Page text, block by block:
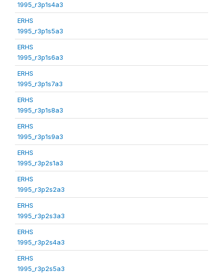
1995_r3p1s4a3
ERHS
1995_r3p1s5a3
ERHS
1995_r3p1s6a3
ERHS
1995_r3p1s7a3
ERHS
1995_r3p1s8a3
ERHS
1995_r3p1s9a3
ERHS
1995_r3p2s1a3
ERHS
1995_r3p2s2a3
ERHS
1995_r3p2s3a3
ERHS
1995_r3p2s4a3
ERHS
1995_r3p2s5a3